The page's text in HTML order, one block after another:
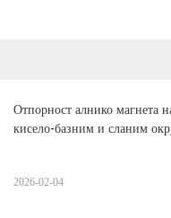
Отпорност алнико магнета
кисело-базним и сланим
2026-02-04